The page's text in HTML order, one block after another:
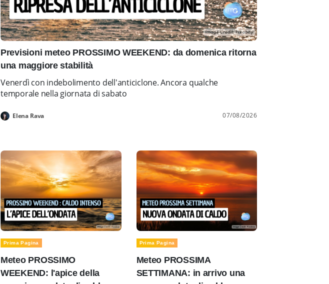
Previsioni meteo PROSSIMO WEEKEND: da domenica ritorna
una maggiore stabilità
Venerdì con indebolimento dell'anticiclone. Ancora qualche
temporale nella giornata di sabato
Elena Rava 07/08/2026
Prima Pagina
Meteo PROSSIMO
WEEKEND: l'apice della
Prima Pagina
Meteo PROSSIMA
SETTIMANA: in arrivo una